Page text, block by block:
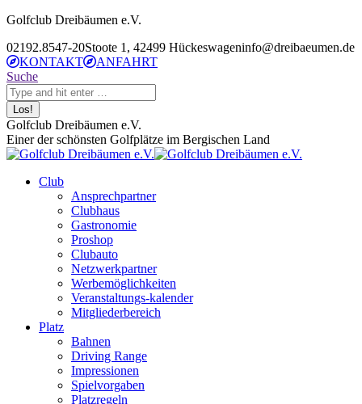
Zum
springen
Golfclub Dreibäumen e.V.
02192.8547-20Stoote 1, 42499 Hückeswageninfo@dreibaeumen.de
KONTAKT
ANFAHRT
Search:
Suche
E-
Mail
page
Facebook
page
opens
new
Instagram
page
opens
new
Golfclub Dreibäumen e.V.
Einer der schönsten Golfplätze im Bergischen Land
Club
Ansprechpartner
Clubhaus
Gastronomie
Proshop
Clubauto
Netzwerkpartner
Werbemöglichkeiten
Veranstaltungs-kalender
Mitgliederbereich
Platz
Bahnen
Driving Range
Impressionen
Spielvorgaben
Platzregeln